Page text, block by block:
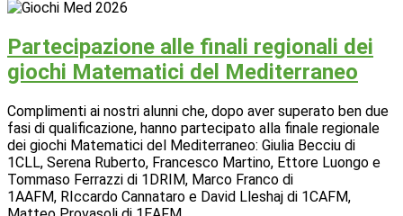
Partecipazione alle finali regionali dei
giochi Matematici del Mediterraneo
Complimenti ai nostri alunni che, dopo aver superato ben due
fasi di qualificazione, hanno partecipato alla finale regionale
dei giochi Matematici del Mediterraneo: Giulia Becciu di
1CLL, Serena Ruberto, Francesco Martino, Ettore Luongo e
Tommaso Ferrazzi di 1DRIM, Marco Franco di
1AAFM, RIccardo Cannataro e David Lleshaj di 1CAFM,